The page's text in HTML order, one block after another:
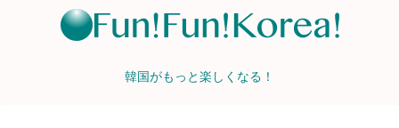
韓国がもっと楽しくなる！